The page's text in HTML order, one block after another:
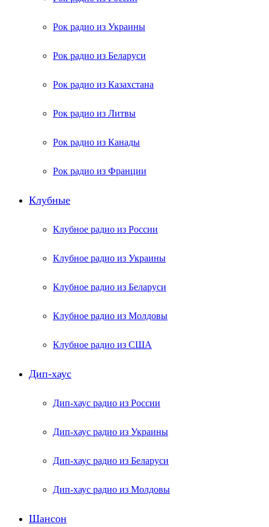
Рок радио из Украины
Рок радио из Беларуси
Рок радио из Казахстана
Рок радио из Литвы
Рок радио из Канады
Рок радио из Франции
Клубные
Клубное радио из России
Клубное радио из Украины
Клубное радио из Беларуси
Клубное радио из Молдовы
Клубное радио из США
Дип-хаус
Дип-хаус радио из России
Дип-хаус радио из Украины
Дип-хаус радио из Беларуси
Дип-хаус радио из Молдовы
Шансон